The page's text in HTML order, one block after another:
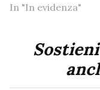
In "In evidenza"